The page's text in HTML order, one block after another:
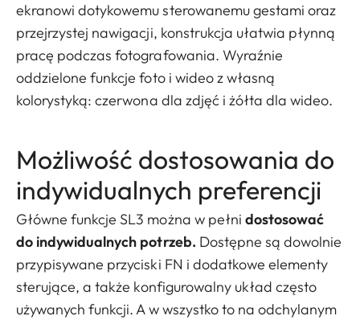
ekranowi dotykowemu sterowanemu gestami oraz
przejrzystej nawigacji, konstrukcja ułatwia płynną
pracę podczas fotografowania. Wyraźnie
oddzielone funkcje foto i wideo z własną
kolorystyką: czerwona dla zdjęć i żółta dla wideo.
Możliwość dostosowania do
indywidualnych preferencji
Główne funkcje SL3 można w pełni dostosować
do indywidualnych potrzeb. Dostępne są dowolnie
przypisywane przyciski FN i dodatkowe elementy
sterujące, a także konfigurowalny układ często
używanych funkcji. A w wszystko to na odchylanym